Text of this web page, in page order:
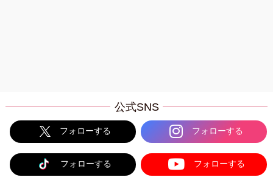
公式SNS
フォローする フォローする
フォローする フォローする